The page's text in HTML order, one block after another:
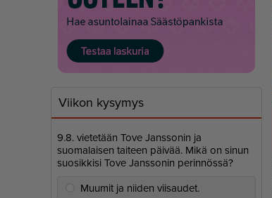
Viikon kysymys
9.8. vietetään Tove Janssonin ja
suomalaisen taiteen päivää. Mikä on sinun
suosikkisi Tove Janssonin perinnössä?
Muumit ja niiden viisaudet.